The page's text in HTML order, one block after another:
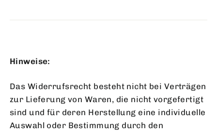
Hinweise:
Das Widerrufsrecht besteht nicht bei Verträgen
zur Lieferung von Waren, die nicht vorgefertigt
sind und für deren Herstellung eine individuelle
Auswahl oder Bestimmung durch den